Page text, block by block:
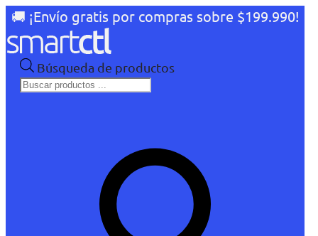
🚚 ¡Envío gratis por compras sobre $199.990!
Búsqueda de productos